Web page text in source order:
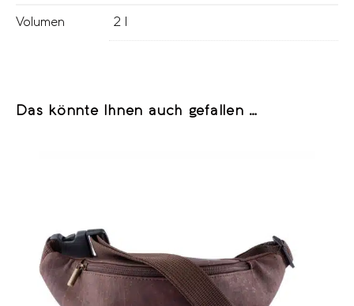
Volumen 2 l
Das könnte Ihnen auch gefallen …